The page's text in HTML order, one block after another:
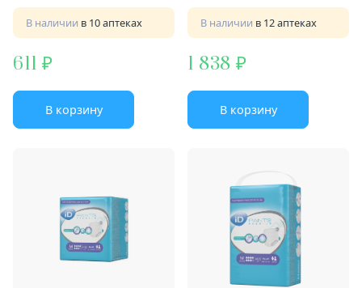
В наличии в 10 аптеках
611
В корзину
В наличии в 12 аптеках
1 838
В корзину